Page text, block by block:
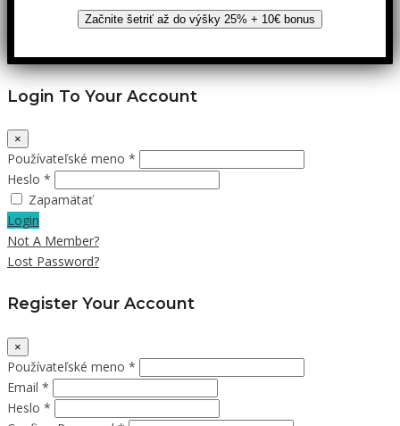
Začnite šetriť až do výšky 25% + 10€ bonus
Login To Your Account
×
Používateľské meno *
Heslo *
Zapamätať
Login
Not A Member?
Lost Password?
Register Your Account
×
Používateľské meno *
Email *
Heslo *